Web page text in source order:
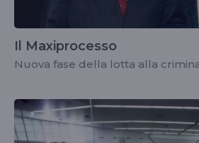
Il Maxiprocesso
Nuova fase della lotta alla